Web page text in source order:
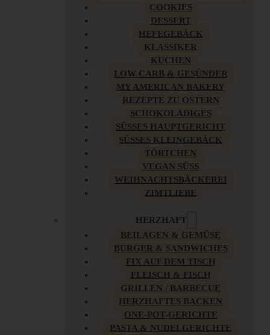
COOKIES
DESSERT
HEFEGEBÄCK
KLASSIKER
KUCHEN
LOW CARB & GESÜNDER
MY AMERICAN BAKERY
REZEPTE ZU OSTERN
SCHOKOLADIGES
SÜSSES HAUPTGERICHT
SÜSSES KLEINGEBÄCK
TÖRTCHEN
VEGAN SÜSS
WEIHNACHTSBÄCKEREI
ZIMTLIEBE
HERZHAFT
BEILAGEN & GEMÜSE
BURGER & SANDWICHES
FIX AUF DEM TISCH
FLEISCH & FISCH
GRILLEN / BARBECUE
HERZHAFTES BACKEN
ONE-POT-GERICHTE
PASTA & NUDELGERICHTE